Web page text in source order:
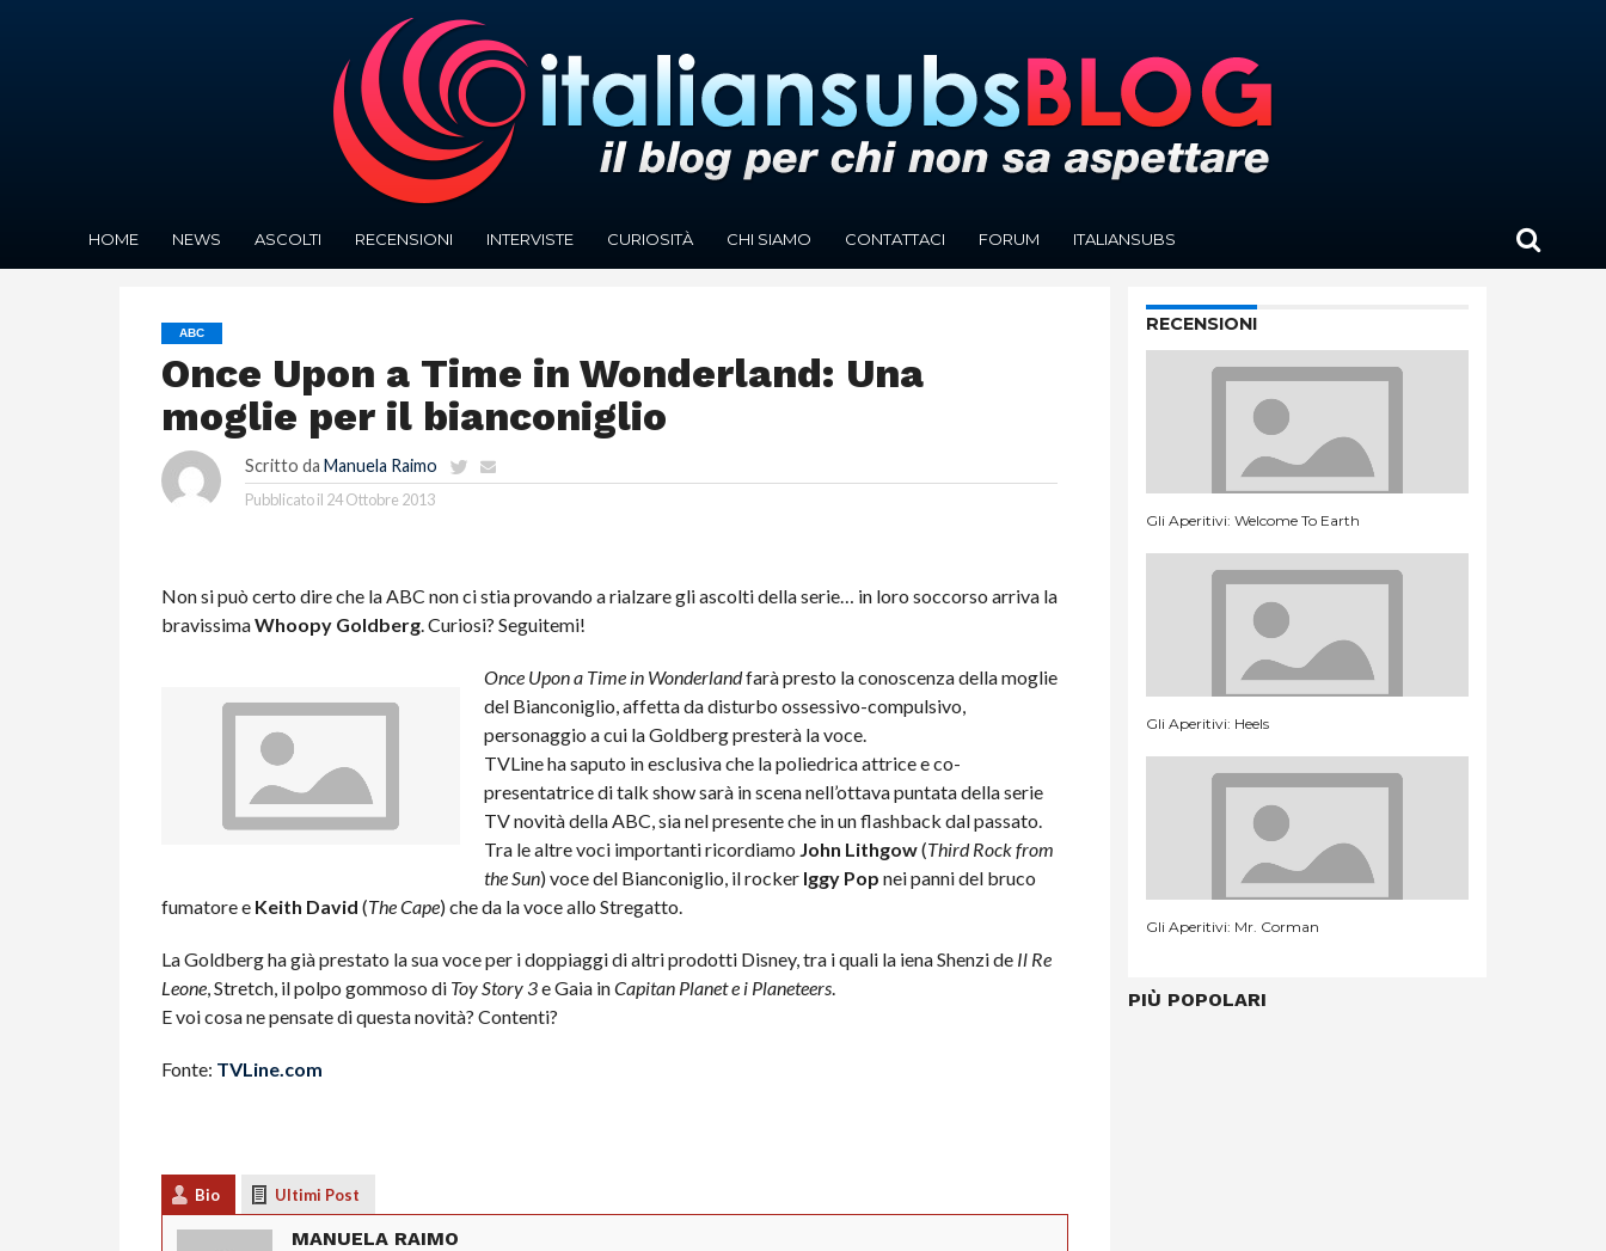
HOME NEWS ASCOLTI RECENSIONI INTERVISTE CURIOSITÀ CHI SIAMO CONTATTACI FORUM ITALIANSUBS
ABC
Once Upon a Time in Wonderland: Una
moglie per il bianconiglio
Scritto da Manuela Raimo
Pubblicato il 24 Ottobre 2013
Non si può certo dire che la ABC non ci stia provando a rialzare gli ascolti della serie… in loro soccorso arriva la
bravissimaWhoopy Goldberg. Curiosi? Seguitemi!
Once Upon a Time in Wonderlandfarà presto la conoscenza della moglie
del Bianconiglio, affetta da disturbo ossessivo-compulsivo,
personaggio a cui la Goldberg presterà la voce.
TVLine ha saputo in esclusiva che la poliedrica attrice e co-
presentatrice di talk show sarà in scena nell’ottava puntata della serie
TV novità della ABC, sia nel presente che in un flashback dal passato.
Tra le altre voci importanti ricordiamo John Lithgow(Third Rock from
the Sun) voce del Bianconiglio, il rocker Iggy Pop nei panni del bruco
fumatore e Keith David (The Cape) che da la voce allo Stregatto.
La Goldberg ha già prestato la sua voce per i doppiaggi di altri prodotti Disney, tra i quali la iena Shenzi de Il Re
Leone, Stretch, il polpo gommoso di Toy Story 3e Gaia inCapitan Planet e i Planeteers.
E voi cosa ne pensate di questa novità? Contenti?
Fonte: TVLine.com
Bio Ultimi Post
MANUELA RAIMO
RECENSIONI
Gli Aperitivi: Welcome To Earth
Gli Aperitivi: Heels
Gli Aperitivi: Mr. Corman
PIÙ POPOLARI